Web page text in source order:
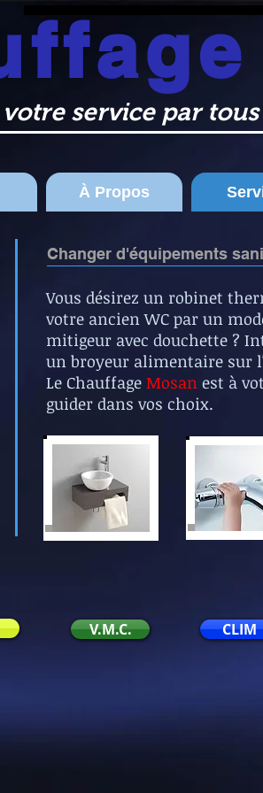
service par
À Propos
Changer d'équipements
Vous désirez un robinet
votre ancien WC par un
mitigeur avec douchette ?
un broyeur alimentaire sur
Le Chauffage Mosan est à
guider dans vos choix.
V.M.C. CLIM